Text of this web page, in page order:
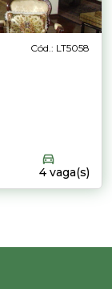
Cód.: LT5058
4 vaga(s)